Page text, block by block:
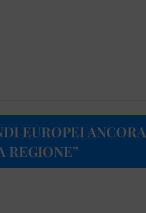
EUROPEI ANCORA
REGIONE”